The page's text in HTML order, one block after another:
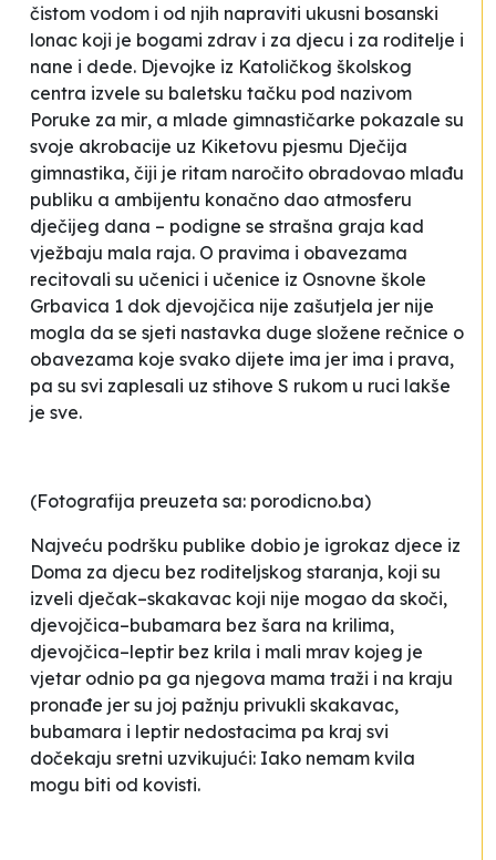
čistom vodom i od njih napraviti ukusni bosanski
lonac koji je bogami zdrav i za djecu i za roditelje i
nane i dede. Djevojke iz Katoličkog školskog
centra izvele su baletsku tačku pod nazivom
Poruke za mir, a mlade gimnastičarke pokazale su
svoje akrobacije uz Kiketovu pjesmu Dječija
gimnastika, čiji je ritam naročito obradovao mlađu
publiku a ambijentu konačno dao atmosferu
dječijeg dana – podigne se strašna graja kad
vježbaju mala raja. O pravima i obavezama
recitovali su učenici i učenice iz Osnovne škole
Grbavica 1 dok djevojčica nije zašutjela jer nije
mogla da se sjeti nastavka duge složene rečnice o
obavezama koje svako dijete ima jer ima i prava,
pa su svi zaplesali uz stihove S rukom u ruci lakše
je sve.
(Fotografija preuzeta sa: porodicno.ba)
Najveću podršku publike dobio je igrokaz djece iz
Doma za djecu bez roditeljskog staranja, koji su
izveli dječak–skakavac koji nije mogao da skoči,
djevojčica–bubamara bez šara na krilima,
djevojčica–leptir bez krila i mali mrav kojeg je
vjetar odnio pa ga njegova mama traži i na kraju
pronađe jer su joj pažnju privukli skakavac,
bubamara i leptir nedostacima pa kraj svi
dočekaju sretni uzvikujući: Iako nemam kvila
mogu biti od kovisti.